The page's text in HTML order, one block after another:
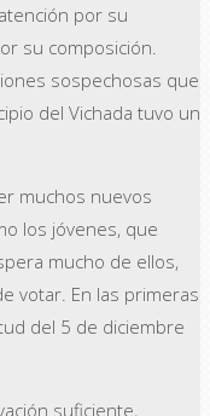
por su
su composición.
sospechosas que
del Vichada tuvo un
muchos nuevos
los jóvenes, que
mucho de ellos,
votar. En las primeras
del 5 de diciembre
suficiente,